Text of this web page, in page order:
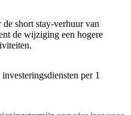
short stay-verhuur van
de wijziging een hogere
per 1